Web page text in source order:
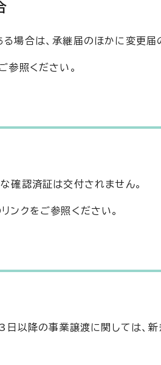
場合は、承継届のほかに変更届
参照ください。
確認済証は交付されません。
ンクをご参照ください。
以降の事業譲渡に関しては、